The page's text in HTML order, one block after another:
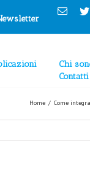
Email
Chi
Contatti
Home / Come